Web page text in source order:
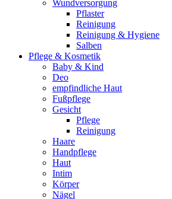
Wundversorgung
Pflaster
Reinigung
Reinigung & Hygiene
Salben
Pflege & Kosmetik
Baby & Kind
Deo
empfindliche Haut
Fußpflege
Gesicht
Pflege
Reinigung
Haare
Handpflege
Haut
Intim
Körper
Nägel